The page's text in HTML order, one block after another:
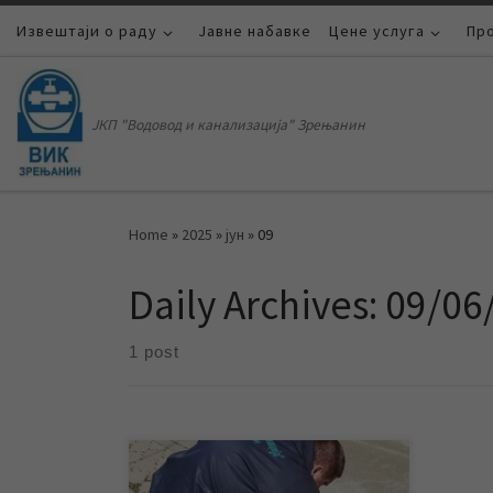
Skip to content
Извештаји о раду Јавне набавке Цене услуга
ЈКП "Водовод и канализација" Зрењанин
Home » 2025 » јун » 09
Daily Archives: 09/
1 post
У три насељена места Меленци,